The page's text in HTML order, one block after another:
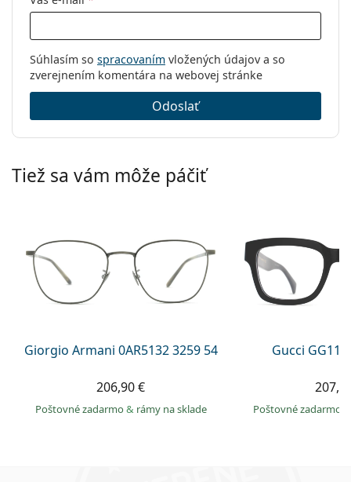
Súhlasím so spracovaním vložených údajov a so
zverejnením komentára na webovej stránke
Odoslať
Tiež sa vám môže páčiť
Giorgio Armani 0AR5132 3259 54
206,90 €
Poštovné zadarmo& rámy na sklade
Gucci
Poštovné zadarmo